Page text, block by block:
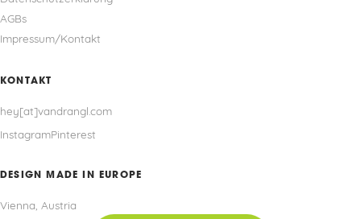
AGBs
Impressum/Kontakt
KONTAKT
hey[at]vandrangl.com
InstagramPinterest
DESIGN MADE IN EUROPE
Vienna, Austria